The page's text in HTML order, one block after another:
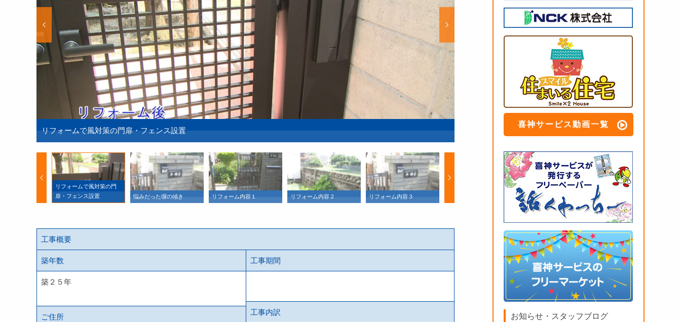
リフォームで風対策の門扉・フェンス設置 悩みだった塀の傾き
リフォームで風対策の門
扉・フェンス設置
悩みだった塀の傾き リフォーム内容１ リフォーム内容２ リフォーム内容３ 傾いた塀とスロープ
工事概要
築年数
築２５年
ご住所
工事期間
工事内訳
喜神サービス動画一覧
お知らせ・スタッフブログ